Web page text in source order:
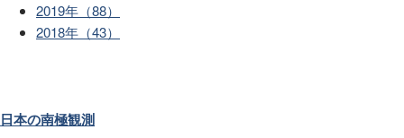
2019年（88）
2018年（43）
日本の南極観測